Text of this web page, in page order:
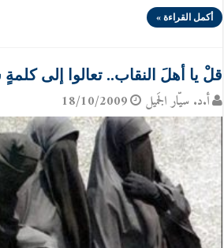
أكمل القراءة »
قلْ‮ يا أهلَ النقاب.. تعالوا إلى
أ.د. سيّار الجَميل 18/10/2009